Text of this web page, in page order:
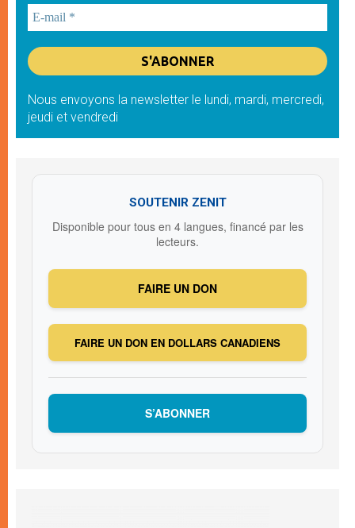
Nous envoyons la newsletter le lundi, mardi, mercredi,
jeudi et vendredi
SOUTENIR ZENIT
Disponible pour tous en 4 langues, financé par les
lecteurs.
FAIRE UN DON
FAIRE UN DON EN DOLLARS CANADIENS
S’ABONNER